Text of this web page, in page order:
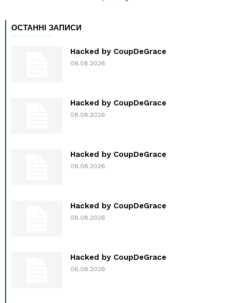
ОСТАННІ ЗАПИСИ
Hacked by CoupDeGrace
08.08.2026
Hacked by CoupDeGrace
08.08.2026
Hacked by CoupDeGrace
08.08.2026
Hacked by CoupDeGrace
08.08.2026
Hacked by CoupDeGrace
06.08.2026